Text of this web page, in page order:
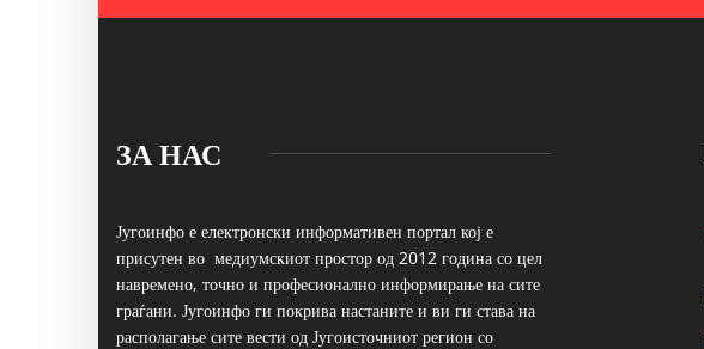
ЗА НАС
Југоинфо е електронски информативен портал кој е
присутен во медиумскиот простор од 2012 година со цел
навремено, точно и професионално информирање на сите
граѓани. Југоинфо ги покрива настаните и ви ги става на
располагање сите вести од Југоисточниот регион со